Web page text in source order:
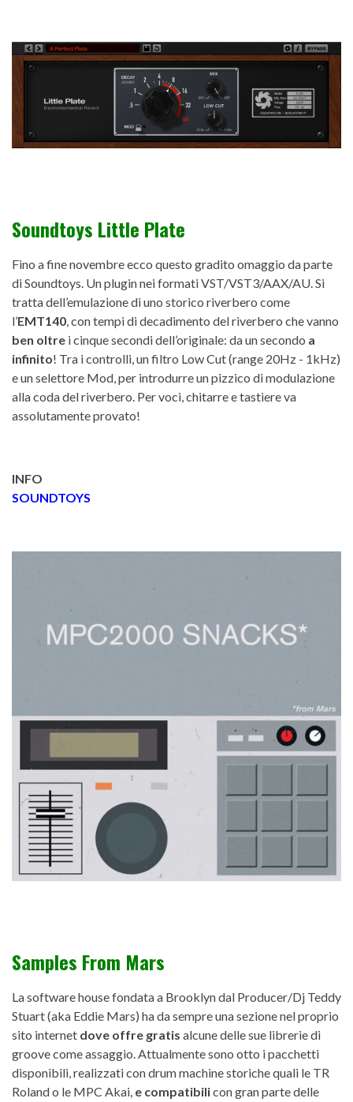
Soundtoys Little Plate
Fino a fine novembre ecco questo gradito omaggio da parte
di Soundtoys. Un plugin nei formati VST/VST3/AAX/AU. Si
tratta dell’emulazione di uno storico riverbero come
l’EMT140, con tempi di decadimento del riverbero che vanno
ben oltre i cinque secondi dell’originale: da un secondo a
infinito! Tra i controlli, un filtro Low Cut (range 20Hz - 1kHz)
e un selettore Mod, per introdurre un pizzico di modulazione
alla coda del riverbero. Per voci, chitarre e tastiere va
assolutamente provato!
INFO
SOUNDTOYS
Samples From Mars
La software house fondata a Brooklyn dal Producer/Dj Teddy
Stuart (aka Eddie Mars) ha da sempre una sezione nel proprio
sito internet dove offre gratis alcune delle sue librerie di
groove come assaggio. Attualmente sono otto i pacchetti
disponibili, realizzati con drum machine storiche quali le TR
Roland o le MPC Akai, e compatibilicon gran parte delle